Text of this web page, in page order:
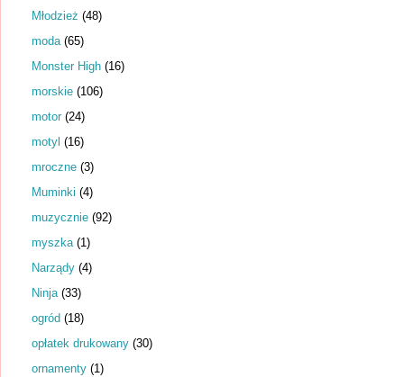
Młodzież (48)
moda (65)
Monster High (16)
morskie (106)
motor (24)
motyl (16)
mroczne (3)
Muminki (4)
muzycznie (92)
myszka (1)
Narządy (4)
Ninja (33)
ogród (18)
opłatek drukowany (30)
ornamenty (1)